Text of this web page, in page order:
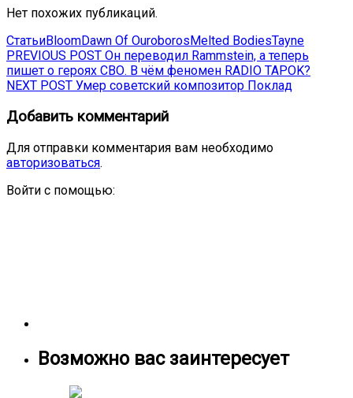
Нет похожих публикаций.
СтатьиBloomDawn Of Ouroboros Melted BodiesTayne
Навигация
по
PREVIOUS POST Previous
post:
Он переводил Rammstein, а теперь
пишет о героях СВО. В чём феномен RADIO TAPOK?
NEXT POST Next
Умер советский композитор Поклад
Добавить комментарий
Для отправки комментария вам необходимо
авторизоваться.
Войти с помощью:
Возможно вас заинтересует